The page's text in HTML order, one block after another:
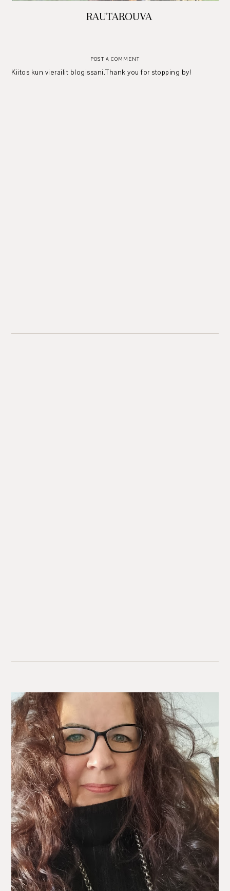
RAUTAROUVA
POST A COMMENT
Kiitos kun vierailit blogissani.Thank you for stopping by!